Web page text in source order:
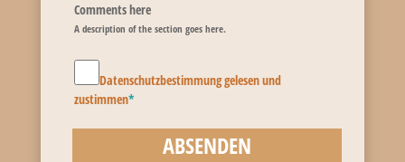
Comments here
A description of the section goes here.
Datenschutzbestimmung gelesen und
zustimmen*
ABSENDEN